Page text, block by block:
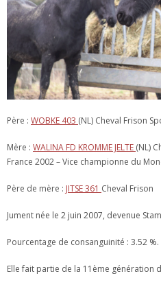
Père : WOBKE 403 (NL) Cheval Frison
Mère : WALINA FD KROMME JELTE (NL)
France 2002 – Vice championne du
Père de mère : JITSE 361 Cheval Frison
Jument née le 2 juin 2007, devenue
Pourcentage de consanguinité : 3.52 %.
Elle fait partie de la 11ème génération